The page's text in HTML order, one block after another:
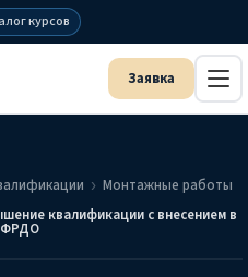
курсов
Монтажные работы
квалификации с внесением в